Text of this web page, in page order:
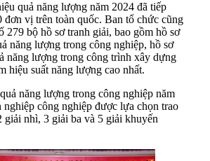
quả năng lượng năm 2024 đã tiếp
đơn vị trên toàn quốc. Ban tổ chức cũng
279 bộ hồ sơ tranh giải, bao gồm hồ sơ
năng lượng trong công nghiệp, hồ sơ
năng lượng trong công trình xây dựng
hiệu suất năng lượng cao nhất.
năng lượng trong công nghiệp năm
nghiệp công nghiệp được lựa chọn trao
giải nhì, 3 giải ba và 5 giải khuyến